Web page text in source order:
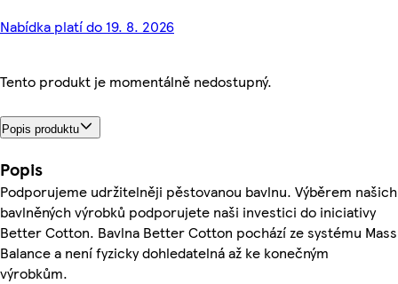
Nabídka platí do 19. 8. 2026
Tento produkt je momentálně nedostupný.
Popis produktu
Popis
Podporujeme udržitelněji pěstovanou bavlnu. Výběrem našich
bavlněných výrobků podporujete naši investici do iniciativy
Better Cotton. Bavlna Better Cotton pochází ze systému Mass
Balance a není fyzicky dohledatelná až ke konečným
výrobkům.